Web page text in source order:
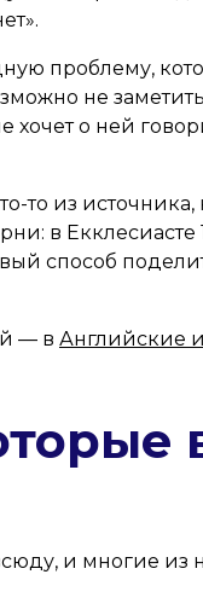
проблему,
не
о ней
то из
в Екклесиасте
способ
— в Английские
и многие из